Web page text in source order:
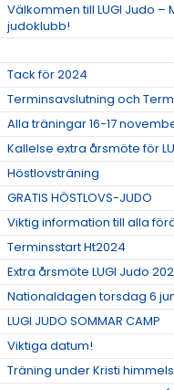
Välkommen till LUGI Judo –
judoklubb!
Tack för 2024
Terminsavslutning och
Alla träningar 16-17
Kallelse extra årsmöte för
Höstlovsträning
GRATIS HÖSTLOVS-JUDO
Viktig information till alla
Terminsstart Ht2024
Extra årsmöte LUGI Judo
Nationaldagen torsdag 6
LUGI JUDO SOMMAR CAMP
Viktiga datum!
Träning under Kristi